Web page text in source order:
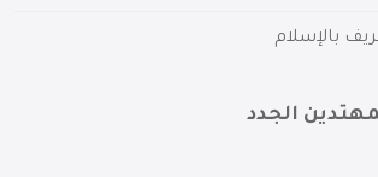
بالإسلام
الجدد